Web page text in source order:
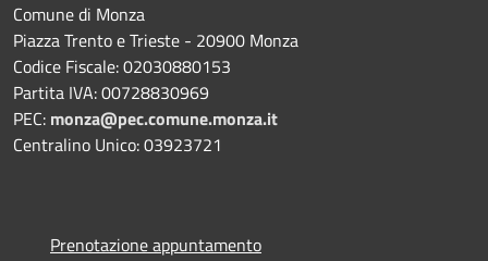
Comune di Monza
Piazza Trento e Trieste - 20900 Monza
Codice Fiscale: 02030880153
Partita IVA: 00728830969
PEC: monza@pec.comune.monza.it
Centralino Unico: 03923721
Prenotazione appuntamento